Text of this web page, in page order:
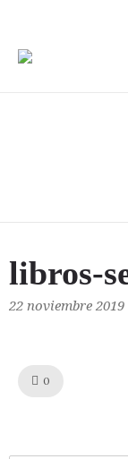
libros-
22 noviembre 2019
0